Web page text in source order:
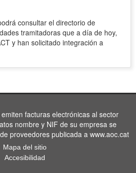
consultar el directorio de
tramitadoras que a día de hoy,
y han solicitado integración a
facturas electrónicas al sector
nombre y NIF de su empresa se
proveedores publicada a www.aoc.cat
Mapa del sitio
Accesibilidad